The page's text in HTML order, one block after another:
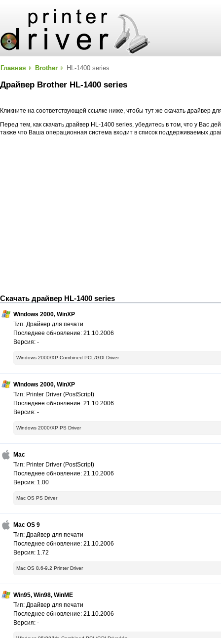
Главная Brother HL-1400 series
Драйвер Brother HL-1400 series
Кликните на соответствующей ссылке ниже, чтобы тут же скачать драйвер
Перед тем, как скачать драйвер HL-1400 series, убедитесь в том, что у Вас
также что Ваша операционная система входит в список поддерживаемых
Скачать драйвер HL-1400 series
Windows 2000, WinXP
Тип: Драйвер для печати
Последнее обновление: 21.10.2006
Версия: -
Windows 2000/XP Combined PCL/GDI Driver
Windows 2000, WinXP
Тип: Printer Driver (PostScript)
Последнее обновление: 21.10.2006
Версия: -
Windows 2000/XP PS Driver
Mac
Тип: Printer Driver (PostScript)
Последнее обновление: 21.10.2006
Версия: 1.00
Mac OS PS Driver
Mac OS 9
Тип: Драйвер для печати
Последнее обновление: 21.10.2006
Версия: 1.72
Mac OS 8.6-9.2 Printer Driver
Win95, Win98, WinME
Тип: Драйвер для печати
Последнее обновление: 21.10.2006
Версия: -